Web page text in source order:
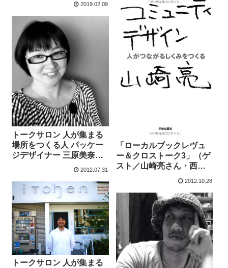
ねた6年間の軌跡。
2019.02.09
「ローカルブックレヴュ
ー＆クロストーク3」（ゲ
スト／山崎亮さん・西上
2012.10.28
トークサロン 人が集まる
場所をつくる人 パッケー
ジデザイナー 三原美奈子
2012.07.31
トークサロン 人が集まる